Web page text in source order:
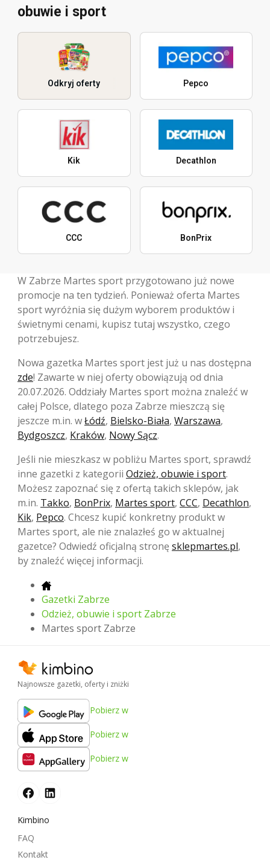
obuwie i sport
Odkryj oferty Pepco
Kik Decathlon
CCC BonPrix
W Zabrze Martes sport przygotowano już nowe
promocje na ten tydzień. Ponieważ oferta Martes
sport wyróżnia się dużym wyborem produktów i
świetnymi cenami, kupisz tutaj wszystko, czego
potrzebujesz.
Nowa gazetka Martes sport jest już u nas dostępna
zde! Zawarte w niej oferty obowiązują od dnia
20.07.2026. Oddziały Martes sport można znaleźć w
całej Polsce, dlatego poza Zabrze mieszczą się
jeszcze m.in. wŁódź, Bielsko-Biała, Warszawa,
Bydgoszcz, Kraków, Nowy Sącz.
Jeśli nie mieszkasz w pobliżu Martes sport, sprawdź
inne gazetki z kategorii Odzież, obuwie i sport.
Możesz zapoznać się z ofertą takich sklepów, jak
m.in. Takko, BonPrix, Martes sport, CCC, Decathlon,
Kik, Pepco. Chcesz kupić konkretny produkt w
Martes sport, ale nie znalazłeś go w aktualnej
gazetce? Odwiedź oficjalną stronę sklepmartes.pl,
by znaleźć więcej informacji.
Gazetki Zabrze
Odzież, obuwie i sport Zabrze
Martes sport Zabrze
Najnowsze gazetki, oferty i zniżki
Pobierz w
Pobierz w
Pobierz w
Kimbino
FAQ
Kontakt